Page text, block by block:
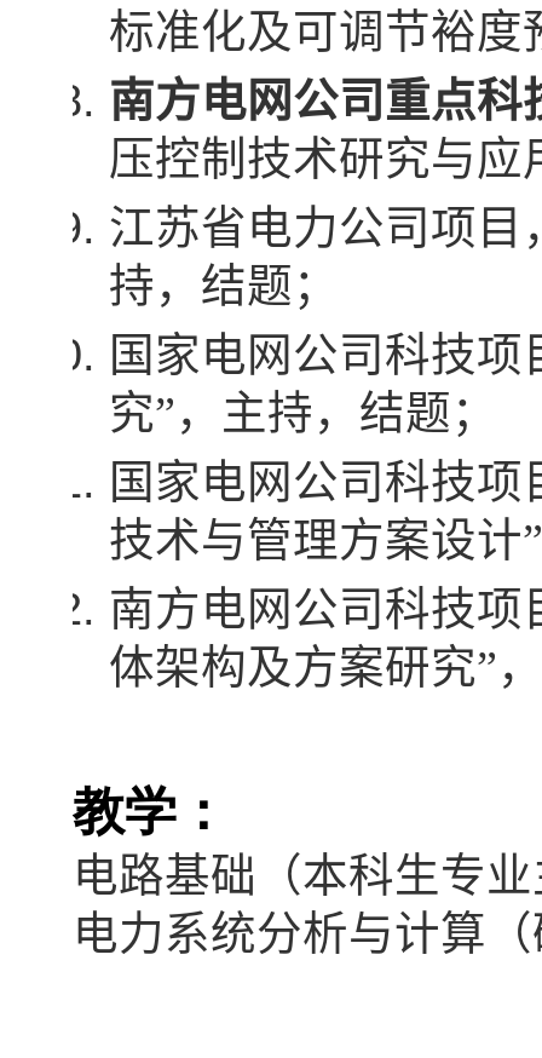
标准化及可调节裕度
南方电网公司重点科
压控制技术研究与应
江苏省电力公司项
持，结题；
国家电网公司科技
究”，主持，结题；
国家电网公司科技
技术与管理方案设计
南方电网公司科技项
体架构及方案研究”
教学：
电路基础（本科生专
电力系统分析与计算